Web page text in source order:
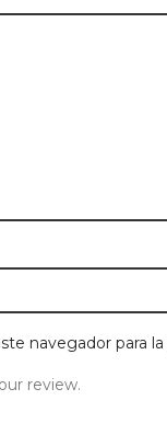
navegador para
review.